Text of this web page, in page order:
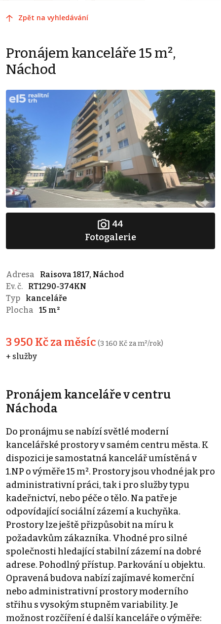
Zpět na vyhledávání
Pronájem kanceláře 15 m²,
Náchod
44
Fotogalerie
Adresa
Raisova 1817, Náchod
Ev. č.
RT1290-374KN
Typ
kanceláře
Plocha
15 m²
3 950 Kč za měsíc (3 160 Kč za m²/rok)
+ služby
Pronájem kanceláře v centru
Náchoda
Do pronájmu se nabízí světlé moderní
kancelářské prostory v samém centru města. K
dispozici je samostatná kancelář umístěná v
1.NP o výměře 15 m². Prostory jsou vhodné jak pro
administrativní práci, tak i pro služby typu
kadeřnictví, nebo péče o tělo. Na patře je
odpovídající sociální zázemí a kuchyňka.
Prostory lze ještě přizpůsobit na míru k
požadavkům zákazníka. Vhodné pro silné
společnosti hledající stabilní zázemí na dobré
adrese. Pohodlný přístup. Parkování u objektu.
Opravená budova nabízí zajímavé komerční
nebo administrativní prostory moderního
střihu s vysokým stupněm variability. Je
možnost rozčíření é další kanceláře o výměře: